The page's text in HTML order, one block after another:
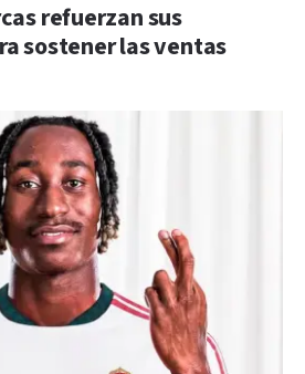
refuerzan sus
sostener las ventas